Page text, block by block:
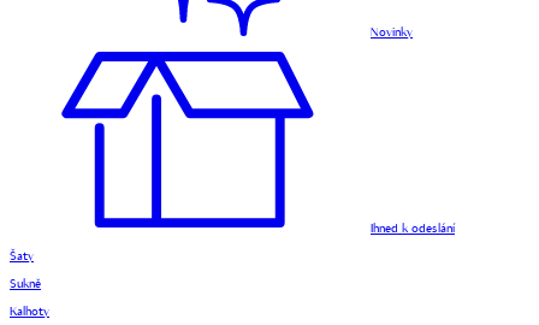
Novinky
Ihned k odeslání
Šaty
Sukně
Kalhoty